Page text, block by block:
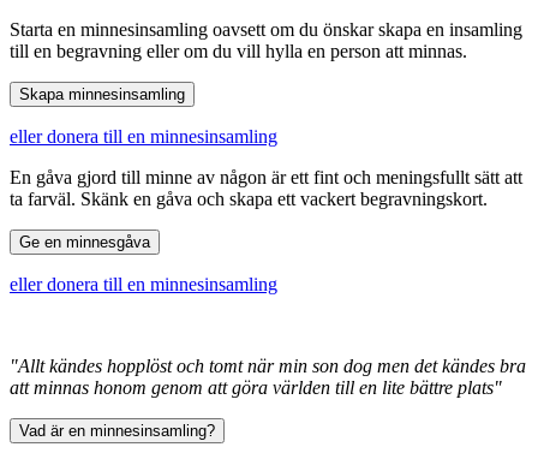
Starta en minnesinsamling oavsett om du önskar skapa en insamling
till en begravning eller om du vill hylla en person att minnas.
eller donera till en minnesinsamling
En gåva gjord till minne av någon är ett fint och meningsfullt sätt att
ta farväl. Skänk en gåva och skapa ett vackert begravningskort.
eller donera till en minnesinsamling
"Allt kändes hopplöst och tomt när min son dog men det kändes bra
att minnas honom genom att göra världen till en lite bättre plats"